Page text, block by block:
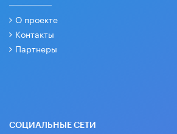
О проекте
Контакты
Партнеры
СОЦИАЛЬНЫЕ СЕТИ